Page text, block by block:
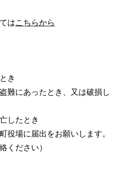
はこちらから
き
難にあったとき、又は破損し
したとき
場に届出をお願いします。
ください）